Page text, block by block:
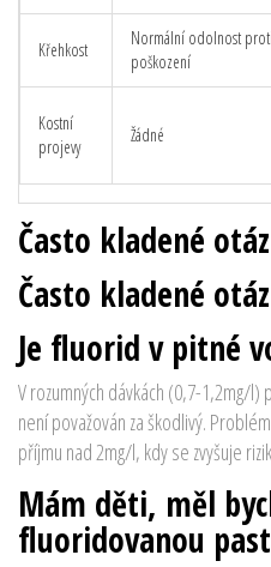
Křehkost
Normální odolnost proti
poškození
Kostní
projevy
Žádné
Často kladené
Často kladené
Je fluorid v pitné
V rozumných dávkách (0,7-1,2mg/l)
není považován za škodlivý.
příjmu nad 2mg/l, kdy se zvyšuje
Mám děti, měl
fluoridovanou